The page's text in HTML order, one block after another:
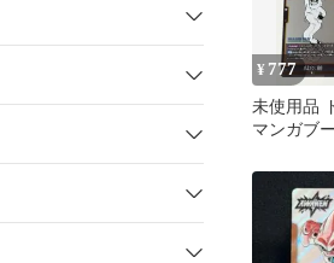
¥ 777
未使用品
マンガブ